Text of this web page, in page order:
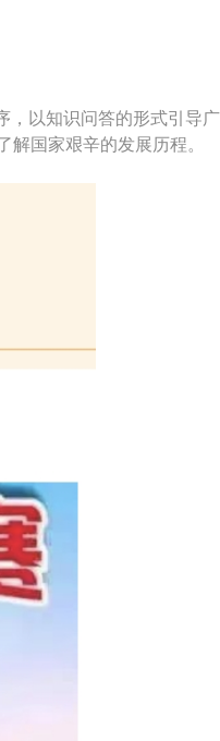
，以知识问答的形式引导
国家艰辛的发展历程。